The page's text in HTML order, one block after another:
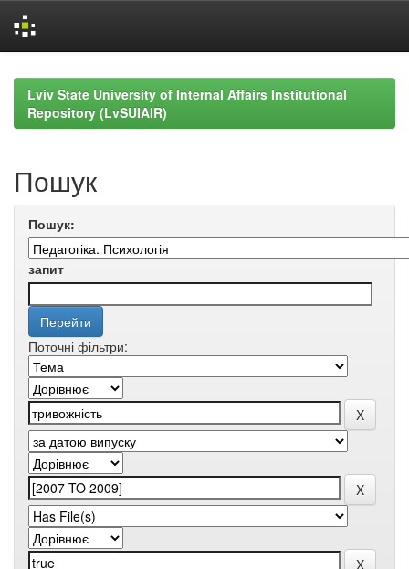
navigationLviv State University of Internal Affairs Institutional
Repository (LvSUIAIR)
Пошук
Пошук:
запит
Поточні фільтри: